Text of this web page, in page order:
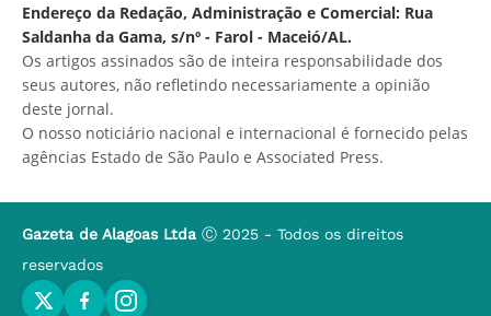
Endereço da Redação, Administração e Comercial: Rua
Saldanha da Gama, s/nº - Farol - Maceió/AL.
Os artigos assinados são de inteira responsabilidade dos
seus autores, não refletindo necessariamente a opinião
deste jornal.
O nosso noticiário nacional e internacional é fornecido pelas
agências Estado de São Paulo e Associated Press.
Gazeta de Alagoas Ltda Ⓒ 2025 - Todos os direitos
reservados